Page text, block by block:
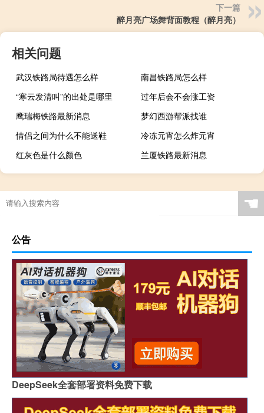
下一篇
醉月亮广场舞背面教程（醉月亮）
相关问题
武汉铁路局待遇怎么样
南昌铁路局怎么样
“寒云发清叫”的出处是哪里
过年后会不会涨工资
鹰瑞梅铁路最新消息
梦幻西游帮派找谁
情侣之间为什么不能送鞋
冷冻元宵怎么炸元宵
红灰色是什么颜色
兰厦铁路最新消息
☚
公告
DeepSeek全套部署资料免费下载